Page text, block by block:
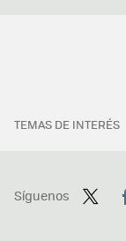
TEMAS DE INTERÉS
Síguenos